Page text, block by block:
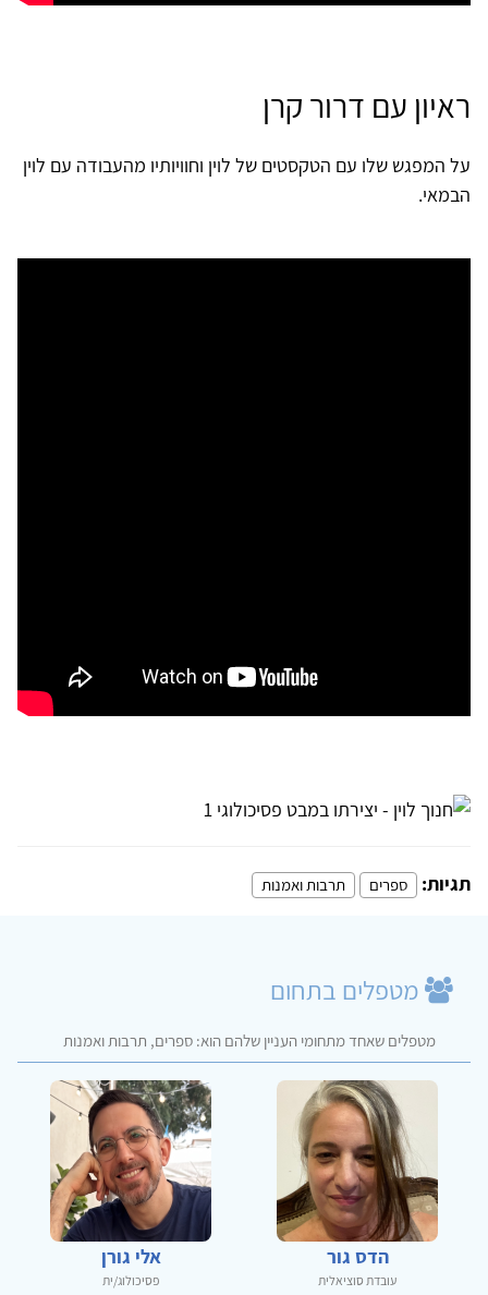
ראיון עם דרור קרן
על המפגש שלו עם הטקסטים של לוין וחוויותיו מהעבודה עם לוין
הבמאי.
תגיות: ספרים תרבות ואמנות
מטפלים בתחום
מטפלים שאחד מתחומי העניין שלהם הוא: ספרים, תרבות ואמנות
הדס גור
עובדת סוציאלית
אלי גורן
פסיכולוג/ית